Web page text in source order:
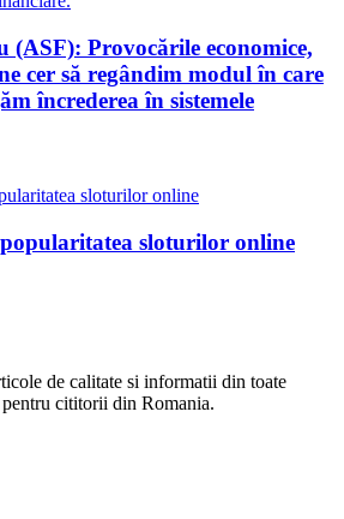
(ASF): Provocările economice,
cer să regândim modul în care
încrederea în sistemele
sloturilor online
de calitate si informatii din toate
cititorii din Romania.